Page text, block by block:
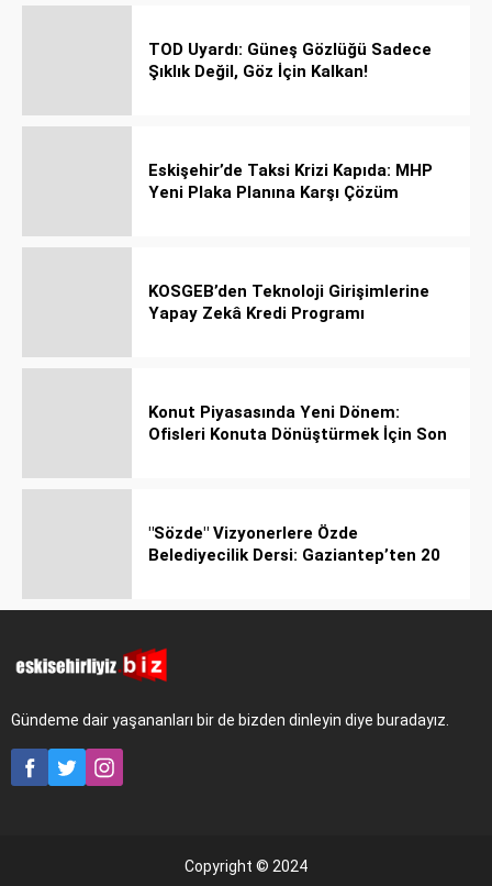
TOD Uyardı: Güneş Gözlüğü Sadece
Şıklık Değil, Göz İçin Kalkan!
Eskişehir’de Taksi Krizi Kapıda: MHP
Yeni Plaka Planına Karşı Çözüm
KOSGEB’den Teknoloji Girişimlerine
Yapay Zekâ Kredi Programı
Konut Piyasasında Yeni Dönem:
Ofisleri Konuta Dönüştürmek İçin Son
"Sözde" Vizyonerlere Özde
Belediyecilik Dersi: Gaziantep’ten 20
Gündeme dair yaşananları bir de bizden dinleyin diye buradayız.
Copyright © 2024